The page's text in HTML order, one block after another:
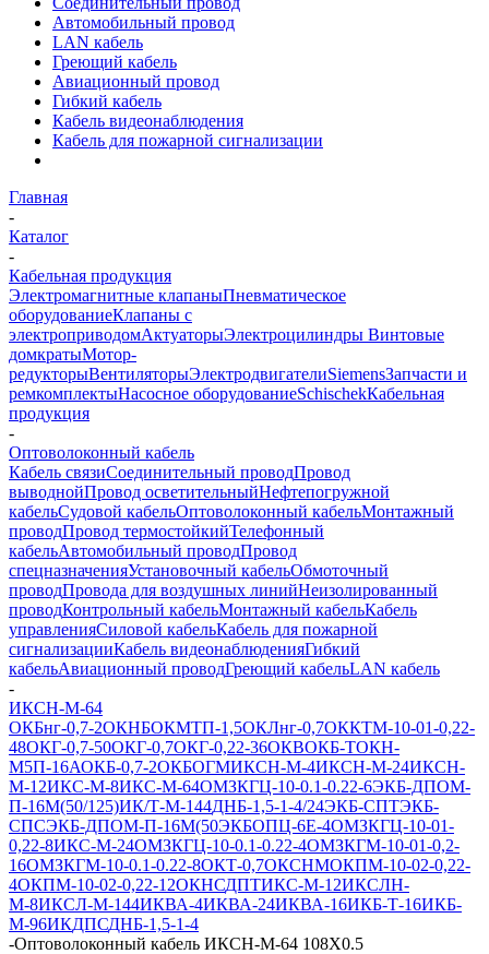
Автомобильный провод
LAN кабель
Греющий кабель
Авиационный провод
Гибкий кабель
Кабель видеонаблюдения
Кабель для пожарной сигнализации
Главная
-
Каталог
-
Кабельная продукция
Электромагнитные клапаныПневматическое
оборудованиеКлапаны с
электроприводомАктуаторыЭлектроцилиндры Винтовые
домкратыМотор-
редукторыВентиляторыЭлектродвигателиSiemensЗапчасти и
ремкомплектыНасосное оборудованиеSchischekКабельная
продукция
-
Оптоволоконный кабель
Кабель связиСоединительный проводПровод
выводнойПровод осветительныйНефтепогружной
кабельСудовой кабельОптоволоконный кабельМонтажный
проводПровод термостойкийТелефонный
кабельАвтомобильный проводПровод
спецназначенияУстановочный кабельОбмоточный
проводПровода для воздушных линийНеизолированный
проводКонтрольный кабельМонтажный кабельКабель
управленияСиловой кабельКабель для пожарной
сигнализацииКабель видеонаблюденияГибкий
кабельАвиационный проводГреющий кабельLAN кабель
-
ИКСН-М-64
ОКБнг-0,7-2ОКНБОКМТП-1,5ОКЛнг-0,7ОККТМ-10-01-0,22-
48ОКГ-0,7-50ОКГ-0,7ОКГ-0,22-36ОКВОКБ-ТОКН-
М5П-16АОКБ-0,7-2ОКБОГМИКСН-М-4ИКСН-М-24ИКСН-
М-12ИКС-М-8ИКС-М-64ОМЗКГЦ-10-0.1-0.22-6ЭКБ-ДПОМ-
П-16М(50/125)ИК/Т-М-144ДНБ-1,5-1-4/24ЭКБ-СПТЭКБ-
СПСЭКБ-ДПОМ-П-16М(50ЭКБОПЦ-6Е-4ОМЗКГЦ-10-01-
0,22-8ИКС-М-24ОМЗКГЦ-10-0.1-0.22-4ОМЗКГМ-10-01-0,2-
16ОМЗКГМ-10-0.1-0.22-8ОКТ-0,7ОКСНМОКПМ-10-02-0,22-
4ОКПМ-10-02-0,22-12ОКНСДПТИКС-М-12ИКСЛН-
М-8ИКСЛ-М-144ИКВА-4ИКВА-24ИКВА-16ИКБ-Т-16ИКБ-
М-96ИКДПСДНБ-1,5-1-4
-Оптоволоконный кабель ИКСН-М-64 108Х0.5